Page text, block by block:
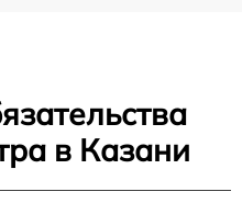
в Казани